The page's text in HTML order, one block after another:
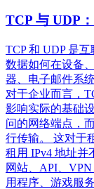
TCP 与 UDP
TCP 和 UDP 是
数据如何在设备
器、电子邮件系
对于企业而言，
影响实际的基础
问的网络端点，
行传输。 这对于
租用 IPv4 地址并
网站、API、
用程序、游戏服